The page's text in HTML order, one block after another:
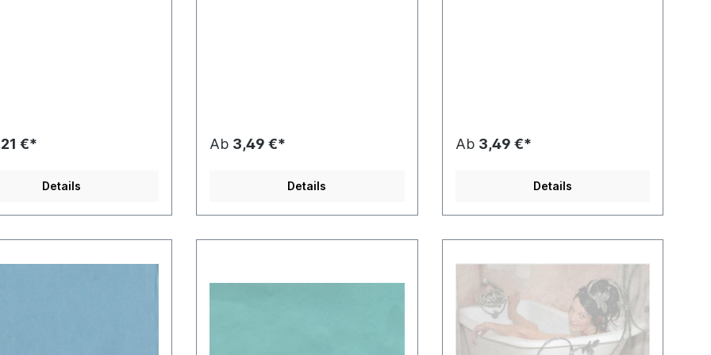
€*
Details
Ab 3,49 €*
Details
Ab 3,49 €*
Details